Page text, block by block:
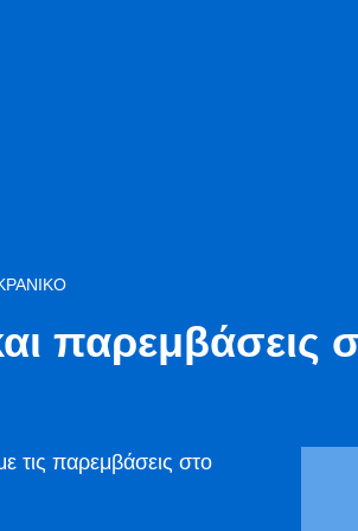
παρεμβάσεις
τις παρεμβάσεις στο